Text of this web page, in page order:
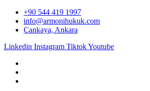
İçeriğe+90 544 419 1997
info@armonihukuk.com
Çankaya, Ankara
Linkedin Instagram TiktokYoutube